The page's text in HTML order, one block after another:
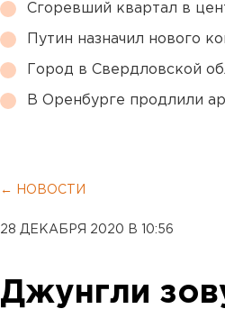
Сгоревший квартал в
Путин назначил нового
Город в Свердловской
В Оренбурге продлили
← НОВОСТИ
28 ДЕКАБРЯ 2020 В 10:56
Джунгли